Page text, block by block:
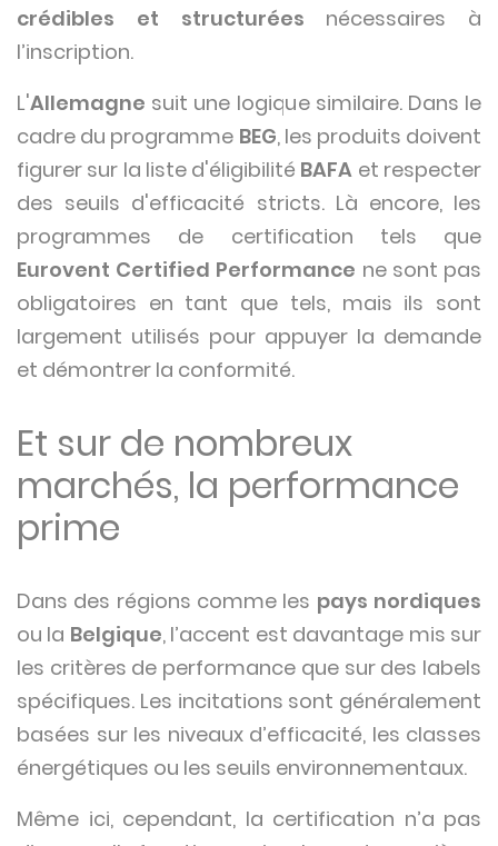
crédibles et structurées nécessaires à
l’inscription.
L'Allemagne suit une logique similaire. Dans le
cadre du programme BEG, les produits doivent
figurer sur la liste d'éligibilité BAFA et respecter
des seuils d'efficacité stricts. Là encore, les
programmes de certification tels que
Eurovent Certified Performance ne sont pas
obligatoires en tant que tels, mais ils sont
largement utilisés pour appuyer la demande
et démontrer la conformité.
Et sur de nombreux
marchés, la performance
prime
Dans des régions comme les pays nordiques
ou la Belgique, l’accent est davantage mis sur
les critères de performance que sur des labels
spécifiques. Les incitations sont généralement
basées sur les niveaux d’efficacité, les classes
énergétiques ou les seuils environnementaux.
Même ici, cependant, la certification n’a pas